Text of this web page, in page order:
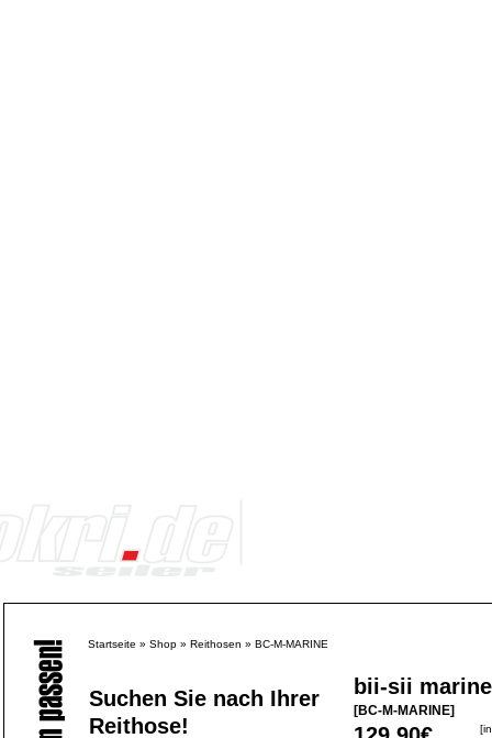
Startseite » Shop » Reithosen » BC-M-MARINE
Suchen Sie nach Ihrer
Reithose!
bii-sii marine
[BC-M-MARINE]